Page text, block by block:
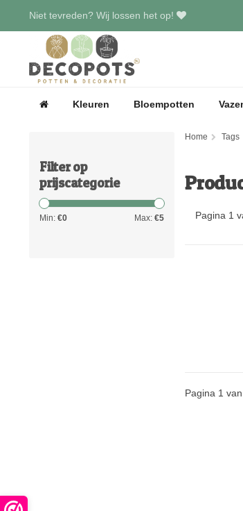
Niet tevreden? Wij lossen het op!
Kleuren Bloempotten
Filter op
prijscategorie
Min: €0 Max: €5
Home Tags
Pagina 1
Pagina 1